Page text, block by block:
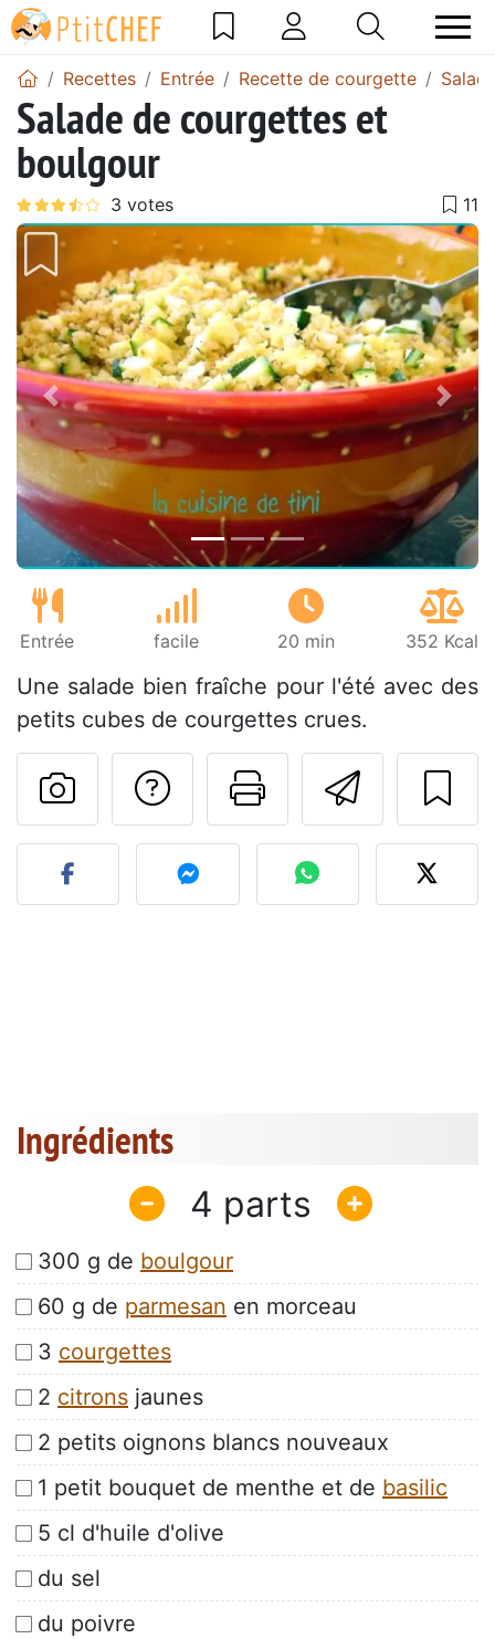
Recettes Entrée Recette de courgette
Salade de courgettes et
boulgour
Précédent
Entrée facile 20 min 352 Kcal
Une salade bien fraîche pour l'été avec des
petits cubes de courgettes crues.
Imprimer
Poser une
Publier votre photo de
Ingrédients
4
300 g de boulgour
60 g de parmesan en morceau
3 courgettes
2 citrons jaunes
2 petits oignons blancs nouveaux
1 petit bouquet de menthe et de basilic
5 cl d'huile d'olive
du sel
du poivre